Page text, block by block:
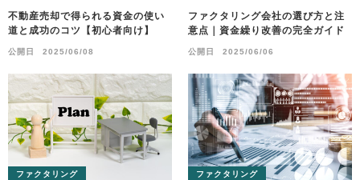
不動産売却で得られる資金の使い
道と成功のコツ【初心者向け】
公開日 2025/06/08
ファクタリング会社の選び方と注
意点｜資金繰り改善の完全ガイド
公開日 2025/06/06
ファクタリング ファクタリング